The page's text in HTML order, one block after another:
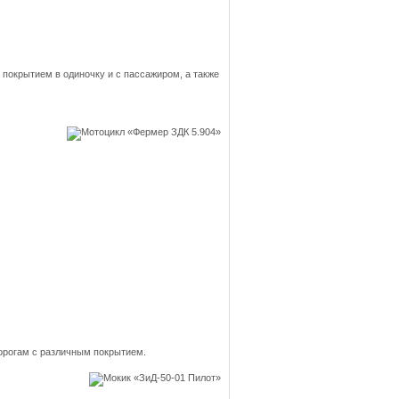
в одиночку и с пассажиром, а также
с различным покрытием.